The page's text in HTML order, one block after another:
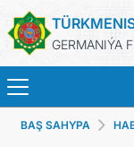
GERMANIÝA
BAŞ SAHYPA